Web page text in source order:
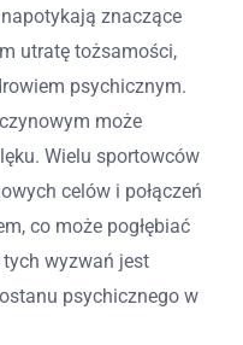
znaczące
utratę tożsamości,
psychicznym.
może
Wielu sportowców
celów i połączeń
co może pogłębiać
wyzwań jest
psychicznego w